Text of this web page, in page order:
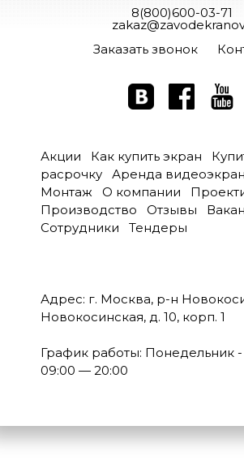
8(800)600-03-71
Заказать звонок
Акции Как купить экран
расрочку
Аренда
Монтаж
О компании
Производство
Отзывы
Сотрудники
Тендеры
Адрес: г. Москва, р-н
Новокосинская, д. 10, корп. 1
График работы: Понедельник
09:00 — 20:00